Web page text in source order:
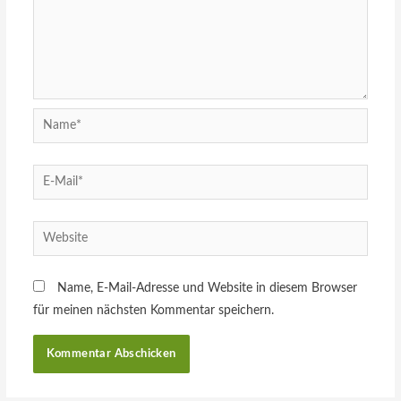
Name, E-Mail-Adresse und Website in diesem Browser
für meinen nächsten Kommentar speichern.